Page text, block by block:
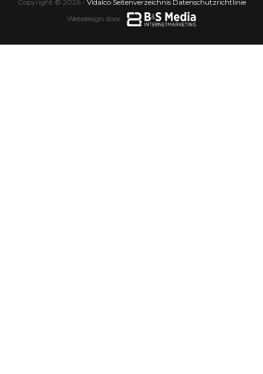
Copyright © 2026 - Vidalco·Seitenverzeichnis· Datenschutzrichtlinie
Webdesign door